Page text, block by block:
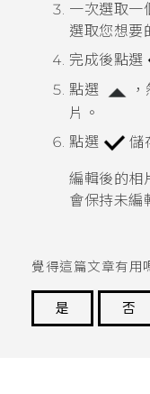
一次選取一
選取您想要
完成後點選
點選
片。
點選
儲
編輯後的相
會保持未編
覺得這篇文章有用
是
否